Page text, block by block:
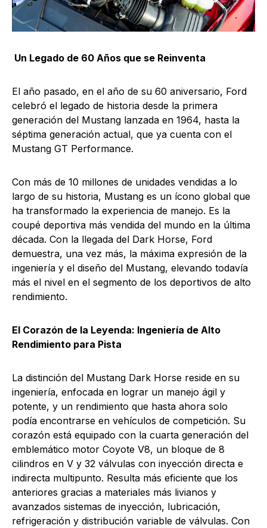
Un Legado de 60 Años que se Reinventa
El año pasado, en el año de su 60 aniversario, Ford
celebró el legado de historia desde la primera
generación del Mustang lanzada en 1964, hasta la
séptima generación actual, que ya cuenta con el
Mustang GT Performance.
Con más de 10 millones de unidades vendidas a lo
largo de su historia, Mustang es un ícono global que
ha transformado la experiencia de manejo. Es la
coupé deportiva más vendida del mundo en la última
década. Con la llegada del Dark Horse, Ford
demuestra, una vez más, la máxima expresión de la
ingeniería y el diseño del Mustang, elevando todavía
más el nivel en el segmento de los deportivos de alto
rendimiento.
El Corazón de la Leyenda: Ingeniería de Alto
Rendimiento para Pista
La distinción del Mustang Dark Horse reside en su
ingeniería, enfocada en lograr un manejo ágil y
potente, y un rendimiento que hasta ahora solo
podía encontrarse en vehículos de competición. Su
corazón está equipado con la cuarta generación del
emblemático motor Coyote V8, un bloque de 8
cilindros en V y 32 válvulas con inyección directa e
indirecta multipunto. Resulta más eficiente que los
anteriores gracias a materiales más livianos y
avanzados sistemas de inyección, lubricación,
refrigeración y distribución variable de válvulas. Con